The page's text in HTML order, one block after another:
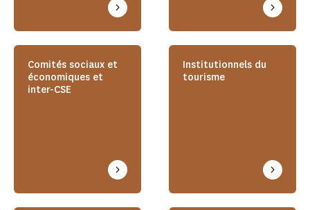
Comités sociaux et
économiques et
inter-CSE
Institutionnels du
tourisme